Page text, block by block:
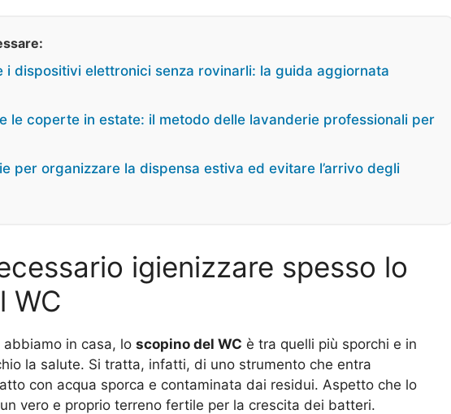
i dispositivi elettronici senza rovinarli: la guida aggiornata
le coperte in estate: il metodo delle lavanderie professionali per
per organizzare la dispensa estiva ed evitare l’arrivo degli
igienizzare spesso lo
WC
in casa, lo scopino del WC è tra quelli più sporchi e in
la salute. Si tratta, infatti, di uno strumento che entra
con acqua sporca e contaminata dai residui. Aspetto che lo
vero e proprio terreno fertile per la crescita dei batteri.